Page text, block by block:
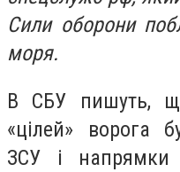
Сили оборони
моря.
В СБУ пишуть,
«цілей» ворога
ЗСУ і напрямки